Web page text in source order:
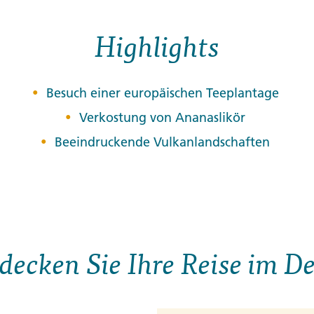
Highlights
Besuch einer europäischen Teeplantage
Verkostung von Ananaslikör
Beeindruckende Vulkanlandschaften
Sie Ihre Reise im